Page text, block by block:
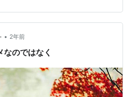
• 2年前
なのではなく